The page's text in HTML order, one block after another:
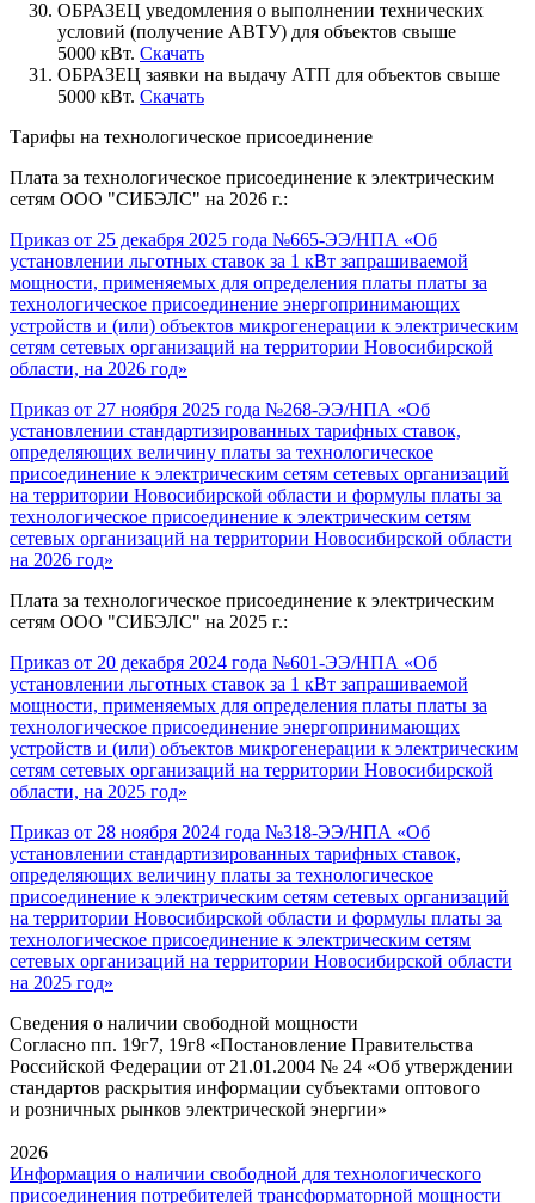
ОБРАЗЕЦ уведомления о выполнении технических
условий (получение АВТУ) для объектов свыше
5000 кВт. Скачать
ОБРАЗЕЦ заявки на выдачу АТП для объектов свыше
5000 кВт. Скачать
Тарифы на технологическое присоединение
Плата за технологическое присоединение к электрическим
сетям ООО "СИБЭЛС" на 2026 г.:
Приказ от 25 декабря 2025 года №665-ЭЭ/НПА «Об
установлении льготных ставок за 1 кВт запрашиваемой
мощности, применяемых для определения платы платы за
технологическое присоединение энергопринимающих
устройств и (или) объектов микрогенерации к электрическим
сетям сетевых организаций на территории Новосибирской
области, на 2026 год»
Приказ от 27 ноября 2025 года №268-ЭЭ/НПА «Об
установлении стандартизированных тарифных ставок,
определяющих величину платы за технологическое
присоединение к электрическим сетям сетевых организаций
на территории Новосибирской области и формулы платы за
технологическое присоединение к электрическим сетям
сетевых организаций на территории Новосибирской области
на 2026 год»
Плата за технологическое присоединение к электрическим
сетям ООО "СИБЭЛС" на 2025 г.:
Приказ от 20 декабря 2024 года №601-ЭЭ/НПА «Об
установлении льготных ставок за 1 кВт запрашиваемой
мощности, применяемых для определения платы платы за
технологическое присоединение энергопринимающих
устройств и (или) объектов микрогенерации к электрическим
сетям сетевых организаций на территории Новосибирской
области, на 2025 год»
Приказ от 28 ноября 2024 года №318-ЭЭ/НПА «Об
установлении стандартизированных тарифных ставок,
определяющих величину платы за технологическое
присоединение к электрическим сетям сетевых организаций
на территории Новосибирской области и формулы платы за
технологическое присоединение к электрическим сетям
сетевых организаций на территории Новосибирской области
на 2025 год»
Сведения о наличии свободной мощности
Согласно пп. 19г7, 19г8 «Постановление Правительства
Российской Федерации от 21.01.2004 № 24 «Об утверждении
стандартов раскрытия информации субъектами оптового
и розничных рынков электрической энергии»
2026
Информация о наличии свободной для технологического
присоединения потребителей трансформаторной мощности